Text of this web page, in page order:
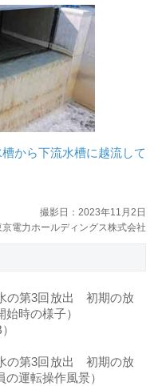
から下流水槽に越流して
撮影日：2023年11月2日
電力ホールディングス株式会社
の第3回放出 初期の放
時の様子）
の第3回放出 初期の放
運転操作風景）